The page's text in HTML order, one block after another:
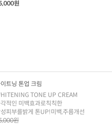
원
트닝 톤업 크림
TONE UP CREAM
적인 미백효과로칙칙한
피부를밝게 톤UP!미백,주름개선
원